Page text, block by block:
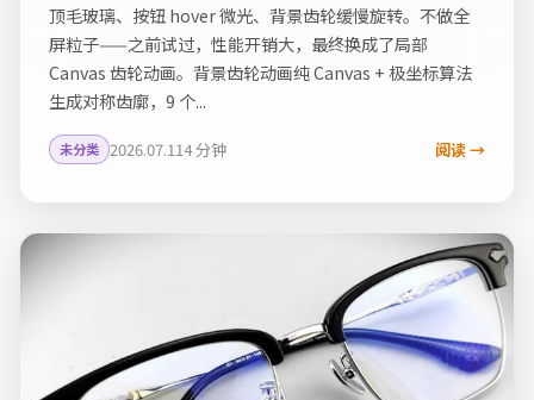
顶毛玻璃、按钮 hover 微光、背景齿轮缓慢旋转。不做全
屏粒子——之前试过，性能开销大，最终换成了局部
Canvas 齿轮动画。背景齿轮动画纯 Canvas + 极坐标算法
生成对称齿廓，9 个...
未分类 2026.07.114 分钟 阅读 →